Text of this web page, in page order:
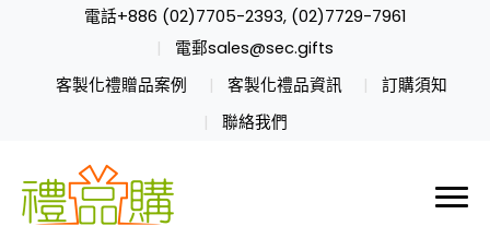
電話+886 (02)7705-2393, (02)7729-7961
電郵sales@sec.gifts
客製化禮贈品案例
客製化禮品資訊
訂購須知
聯絡我們